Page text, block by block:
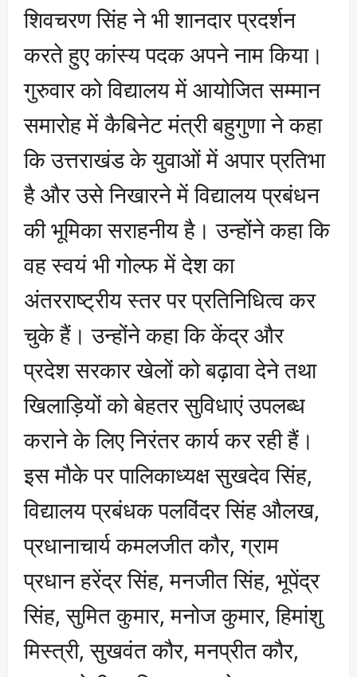
शिवचरण सिंह ने भी शानदार प्रदर्शन
करते हुए कांस्य पदक अपने नाम किया।
गुरुवार को विद्यालय में आयोजित सम्मान
समारोह में कैबिनेट मंत्री बहुगुणा ने कहा
कि उत्तराखंड के युवाओं में अपार प्रतिभा
है और उसे निखारने में विद्यालय प्रबंधन
की भूमिका सराहनीय है। उन्होंने कहा कि
वह स्वयं भी गोल्फ में देश का
अंतरराष्ट्रीय स्तर पर प्रतिनिधित्व कर
चुके हैं। उन्होंने कहा कि केंद्र और
प्रदेश सरकार खेलों को बढ़ावा देने तथा
खिलाड़ियों को बेहतर सुविधाएं उपलब्ध
कराने के लिए निरंतर कार्य कर रही हैं।
इस मौके पर पालिकाध्यक्ष सुखदेव सिंह,
विद्यालय प्रबंधक पलविंदर सिंह औलख,
प्रधानाचार्य कमलजीत कौर, ग्राम
प्रधान हरेंद्र सिंह, मनजीत सिंह, भूपेंद्र
सिंह, सुमित कुमार, मनोज कुमार, हिमांशु
मिस्त्री, सुखवंत कौर, मनप्रीत कौर,